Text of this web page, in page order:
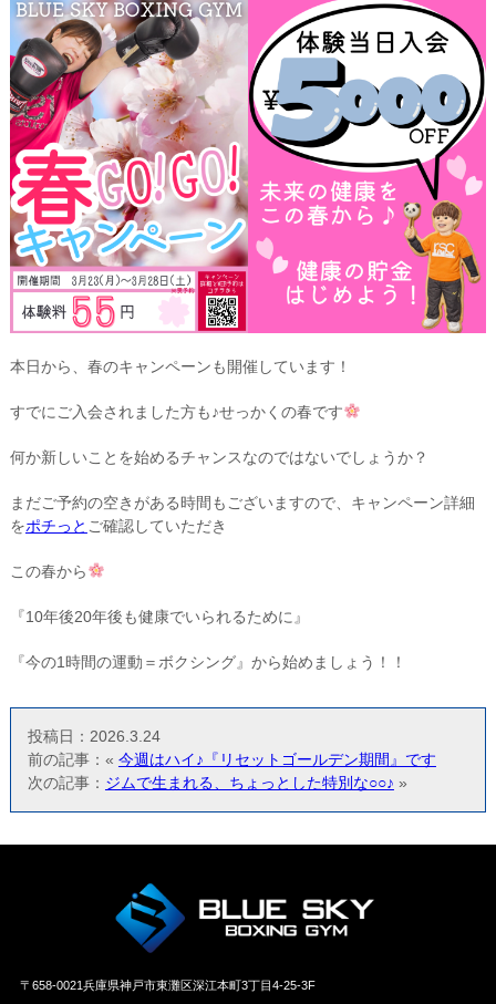
本日から、春のキャンペーンも開催しています！
すでにご入会されました方も♪せっかくの春です
何か新しいことを始めるチャンスなのではないでしょうか？
まだご予約の空きがある時間もございますので、キャンペーン詳細
をポチっと ご確認していただき
この春から
『10年後20年後も健康でいられるために』
『今の1時間の運動＝ボクシング』から始めましょう！！
投稿日：2026.3.24
前の記事：« 今週はハイ♪『リセットゴールデン期間』です
次の記事： ジムで生まれる、ちょっとした特別な○○♪ »
〒658‐0021兵庫県神戸市東灘区深江本町3丁目4-25-3F